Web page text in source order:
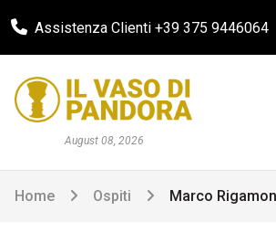
Assistenza Clienti +39 375 9446064
August 08, 2026
Home Ospiti Marco